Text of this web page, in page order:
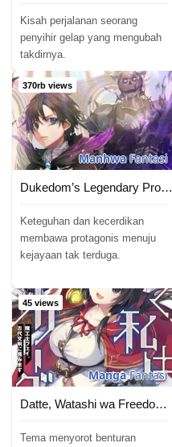
Kisah perjalanan seorang
penyihir gelap yang mengubah
takdirnya.
370rb views
ManhwaFantasi
Dukedom’s Legendary Prodigy
Keteguhan dan kecerdikan
membawa protagonis menuju
kejayaan tak terduga.
45 views
MangaFantasi
Datte, Watashi wa Freedom! &#8211; Makou-shi Fey, Kodai Bunmei ni Idomimasu
Tema menyorot benturan